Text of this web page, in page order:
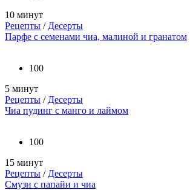
10 минут
Рецепты / Десерты
Парфе с семенами чиа, малиной и гранатом
100
5 минут
Рецепты / Десерты
Чиа пудинг с манго и лаймом
100
15 минут
Рецепты / Десерты
Смузи с папайи и чиа